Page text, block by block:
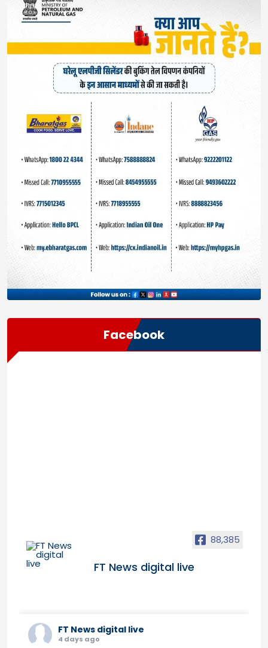
Facebook
88,385
FT News digital live
FT News digital live
4 days ago